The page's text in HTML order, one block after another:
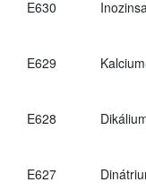
E630
E629
E628
E627